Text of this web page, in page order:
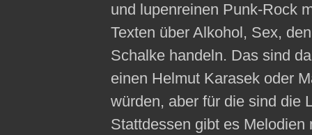
und lupenreinen Punk-Rock
Texten über Alkohol, Sex,
Schalke handeln. Das sind
einen Helmut Karasek oder
würden, aber für die sind die
Stattdessen gibt es